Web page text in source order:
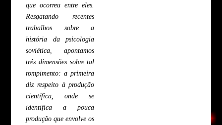
que ocorreu entre eles.
Resgatando recentes
trabalhos sobre a
história da psicologia
soviética, apontamos
três dimensões sobre tal
rompimento: a primeira
diz respeito à produção
científica, onde se
identifica a pouca
produção que envolve os